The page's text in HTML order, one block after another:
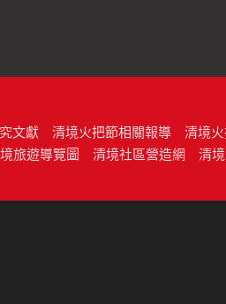
文獻 清境火把節相關報導 清境
旅遊導覽圖
清境社區營造網 清